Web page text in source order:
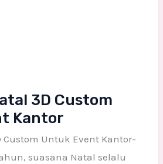
3D Custom
Kantor
Custom Untuk Event Kantor-
suasana Natal selalu